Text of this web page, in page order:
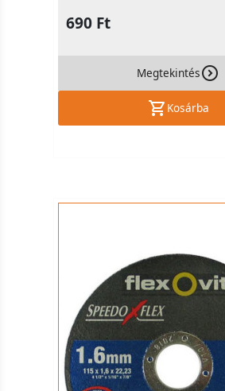
690 Ft
Megtekintés
Kosárba